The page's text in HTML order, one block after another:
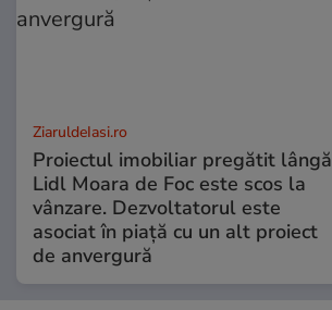
ZiaruldeIasi.ro
Proiectul imobiliar pregătit lângă
Lidl Moara de Foc este scos la
vânzare. Dezvoltatorul este
asociat în piață cu un alt proiect
de anvergură